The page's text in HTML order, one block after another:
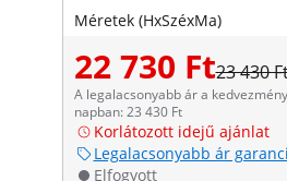
Méretek (HxSzéxMa)
22 730 Ft23 430
A legalacsonyabb ár a
napban: 23 430 Ft
Korlátozott idejű ajánlat
Legalacsonyabb ár
Elfogyott